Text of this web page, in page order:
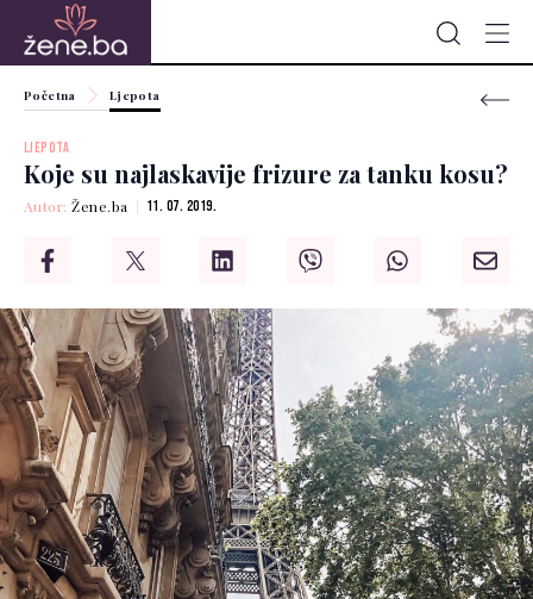
Početna Ljepota
LJEPOTA
Koje su najlaskavije frizure za tanku kosu?
Autor:Žene.ba 11. 07. 2019.